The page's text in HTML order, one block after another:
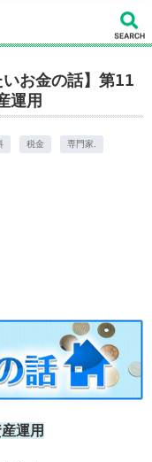
いお金の話】第11
運用
税金 専門家.
運用